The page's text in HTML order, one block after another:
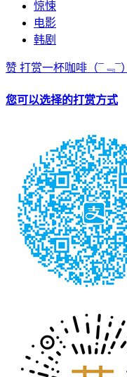
惊悚
电影
韩剧
赞 打赏一杯咖啡 （¯﹃¯）
您可以选择的打赏方式